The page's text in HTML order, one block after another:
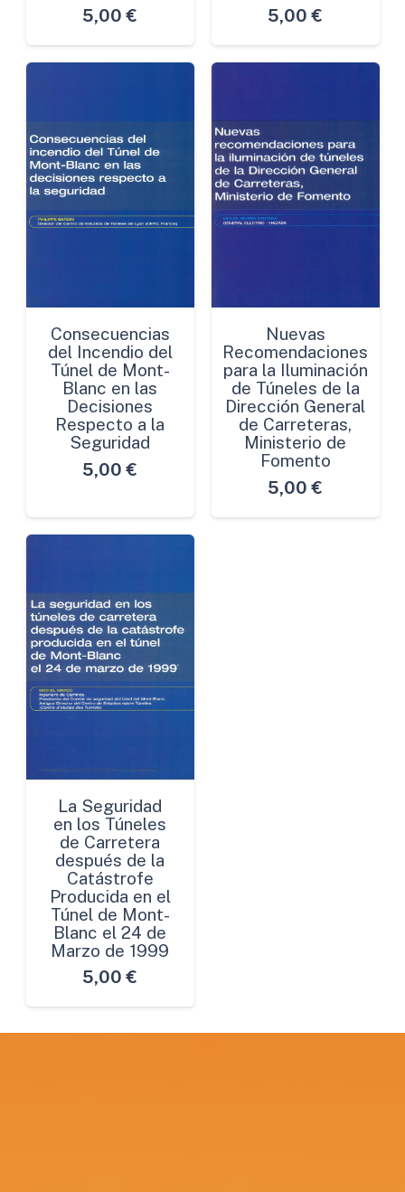
5,00 €
5,00 €
Consecuencias
del Incendio del
Túnel de Mont-
Blanc en las
Decisiones
Respecto a la
Seguridad
5,00 €
Nuevas
Recomendaciones
para la Iluminación
de Túneles de la
Dirección General
de Carreteras,
Ministerio de
Fomento
5,00 €
La Seguridad
en los Túneles
de Carretera
después de la
Catástrofe
Producida en el
Túnel de Mont-
Blanc el 24 de
Marzo de 1999
5,00 €